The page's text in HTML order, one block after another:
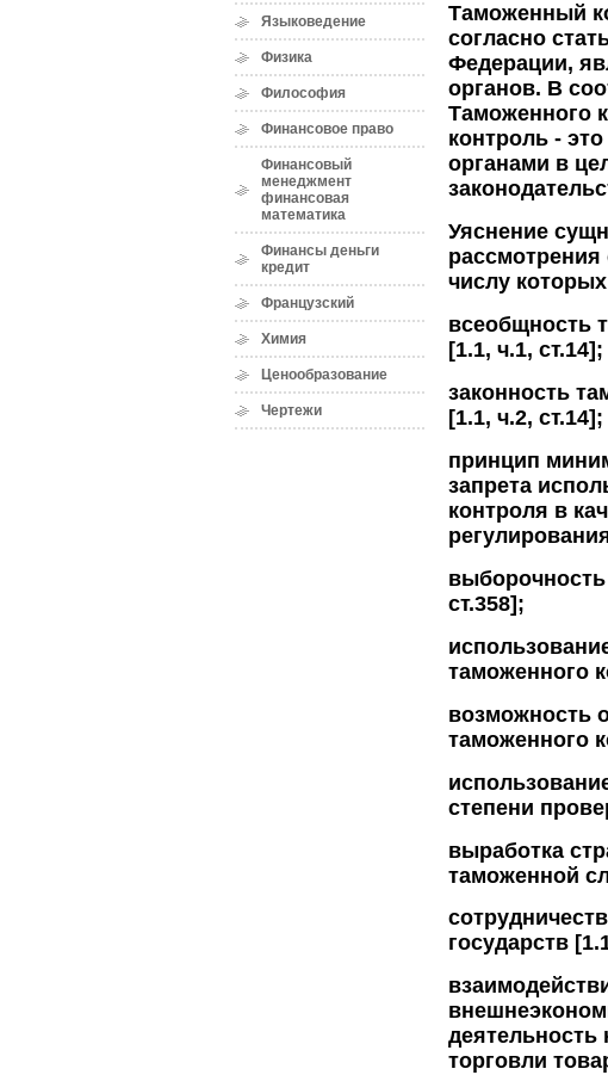
Языковедение
Физика
Философия
Финансовое право
Финансовый
менеджмент
финансовая
математика
Финансы деньги
кредит
Французский
Химия
Ценообразование
Чертежи
Таможенный
согласно
Федерации,
органов. В
Таможенного
контроль -
органами в
Уяснение
числу
всеобщность
[1.1, ч.1, ст.14];
законность
[1.1, ч.2, ст.14];
принцип
запрета
контроля в
выборочность
ст.358];
таможенного
возможность
таможенного
степени
выработка
таможенной
государств
торговли